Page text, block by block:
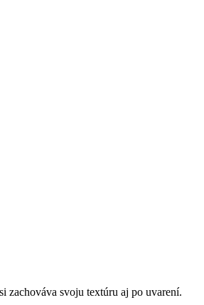
zachováva svoju textúru aj po uvarení.